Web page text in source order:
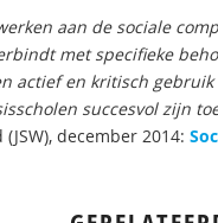
aan de sociale
met specifieke
actief en kritisch
succesvol zijn
december 2014: